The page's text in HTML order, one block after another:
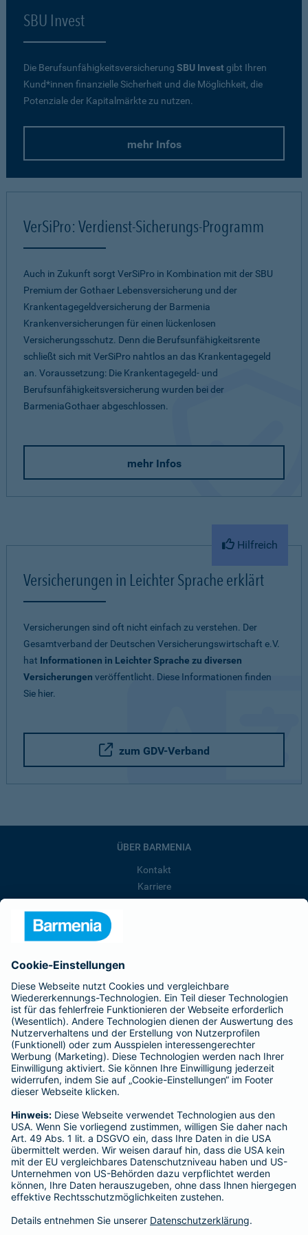
SBU Invest
Die Berufsunfähigkeitsversicherung SBU Investgibt Ihren
Kund*innen finanzielle Sicherheit und die Möglichkeit, die
Potenziale der Kapitalmärkte zu nutzen.
mehr Infos
VerSiPro: Verdienst-Sicherungs-Programm
Auch in Zukunft sorgt VerSiPro in Kombination mit der SBU
Premium der Gothaer Lebensversicherung und der
Krankentagegeldversicherung der Barmenia
Krankenversicherungen für einen lückenlosen
Versicherungsschutz. Denn die Berufsunfähigkeitsrente
schließt sich mit VerSiPro nahtlos an das Krankentagegeld
an. Voraussetzung: Die Krankentagegeld- und
Berufsunfähigkeitsversicherung wurden bei der
BarmeniaGothaer abgeschlossen.
mehr Infos
Hilfreich
Versicherungen in Leichter Sprache erklärt
Versicherungen sind oft nicht einfach zu verstehen. Der
Gesamtverband der Deutschen Versicherungswirtschaft e.V.
hat Informationen in Leichter Sprache zu diversen
Versicherungen veröffentlicht. Diese Informationen finden
Sie hier.
zum GDV-Verband
ÜBER BARMENIA
Kontakt
Karriere
Barmenia ist Teil der BarmeniaGothaer
BELIEBTE SEITEN
Kranken-Zusatzversicherung
Tierversicherungen
Haftpflichtversicherung
Hausratversicherung
Adresse ändern
Schaden melden
Kilometerstandsmeldung
Serviceübersicht